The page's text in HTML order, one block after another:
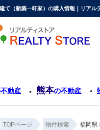
て（新築一軒家）の購入情報｜リアル
動産 熊本の不動産
TOPページ 物件検索 福岡県